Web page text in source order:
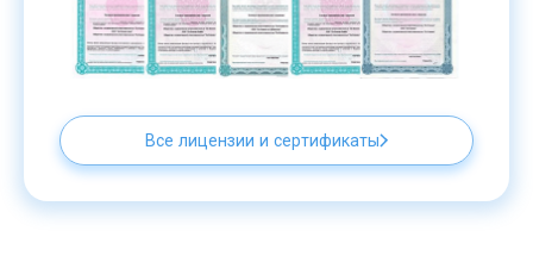
Все лицензии и сертификаты